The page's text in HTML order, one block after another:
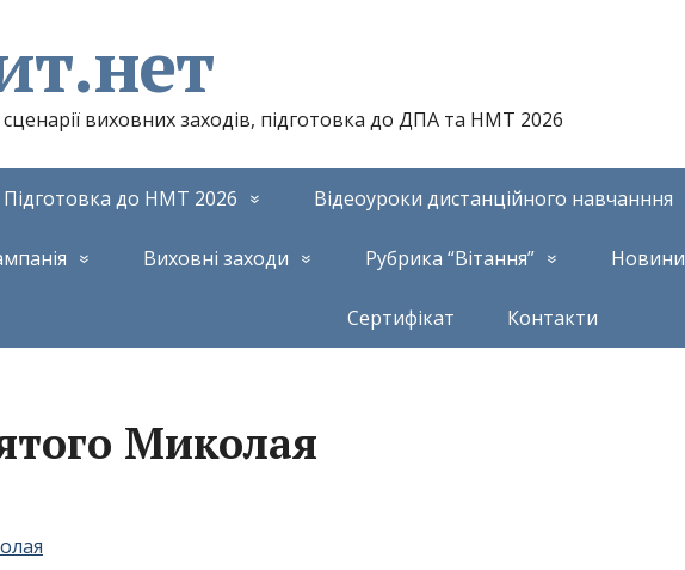
виховних заходів, підготовка до ДПА та НМТ 2026
Підготовка до НМТ 2026 Відеоуроки дистанційного навчанння
Виховні заходи Рубрика “Вітання” Новини
Сертифікат Контакти
Миколая